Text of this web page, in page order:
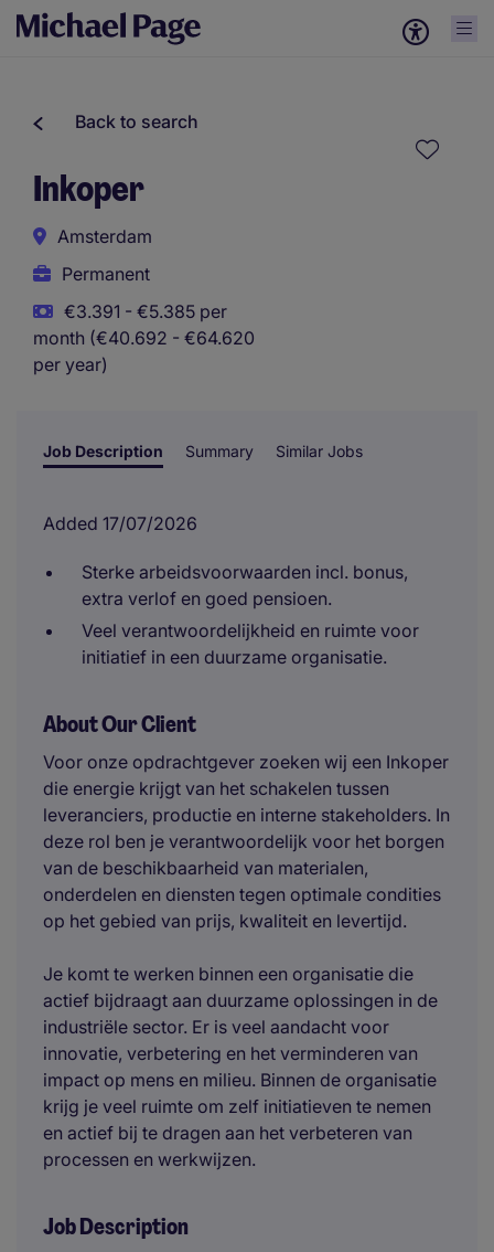
Back to search
Inkoper
Amsterdam
Permanent
€3.391 - €5.385 per
month (€40.692 - €64.620
per year)
Job Description Summary Similar Jobs
Added 17/07/2026
Sterke arbeidsvoorwaarden incl. bonus,
extra verlof en goed pensioen.
Veel verantwoordelijkheid en ruimte voor
initiatief in een duurzame organisatie.
About Our Client
Voor onze opdrachtgever zoeken wij een Inkoper
die energie krijgt van het schakelen tussen
leveranciers, productie en interne stakeholders. In
deze rol ben je verantwoordelijk voor het borgen
van de beschikbaarheid van materialen,
onderdelen en diensten tegen optimale condities
op het gebied van prijs, kwaliteit en levertijd.
Je komt te werken binnen een organisatie die
actief bijdraagt aan duurzame oplossingen in de
industriële sector. Er is veel aandacht voor
innovatie, verbetering en het verminderen van
impact op mens en milieu. Binnen de organisatie
krijg je veel ruimte om zelf initiatieven te nemen
en actief bij te dragen aan het verbeteren van
processen en werkwijzen.
Job Description